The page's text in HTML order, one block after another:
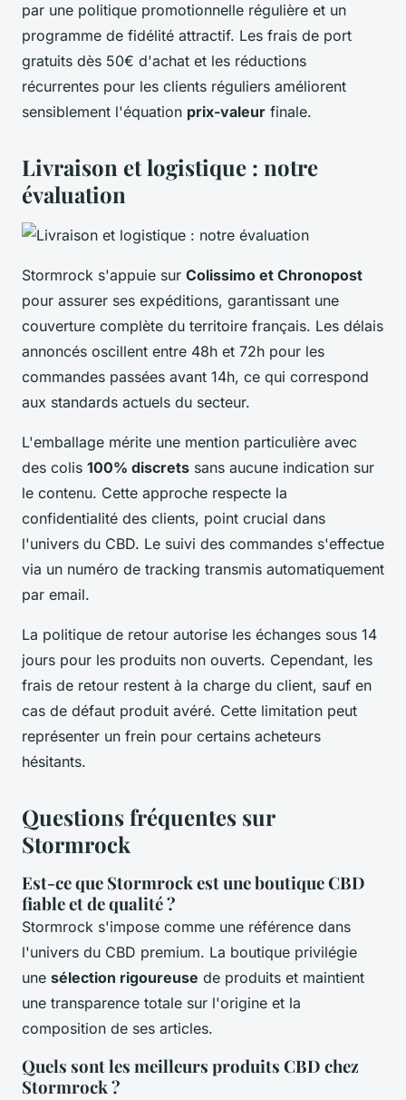
par une politique promotionnelle régulière et un
programme de fidélité attractif. Les frais de port
gratuits dès 50€ d'achat et les réductions
récurrentes pour les clients réguliers améliorent
sensiblement l'équation prix-valeur finale.
Livraison et logistique : notre
évaluation
Stormrock s'appuie sur Colissimo et Chronopost
pour assurer ses expéditions, garantissant une
couverture complète du territoire français. Les délais
annoncés oscillent entre 48h et 72h pour les
commandes passées avant 14h, ce qui correspond
aux standards actuels du secteur.
L'emballage mérite une mention particulière avec
des colis 100% discrets sans aucune indication sur
le contenu. Cette approche respecte la
confidentialité des clients, point crucial dans
l'univers du CBD. Le suivi des commandes s'effectue
via un numéro de tracking transmis automatiquement
par email.
La politique de retour autorise les échanges sous 14
jours pour les produits non ouverts. Cependant, les
frais de retour restent à la charge du client, sauf en
cas de défaut produit avéré. Cette limitation peut
représenter un frein pour certains acheteurs
hésitants.
Questions fréquentes sur
Stormrock
Est-ce que Stormrock est une boutique CBD
fiable et de qualité ?
Stormrock s'impose comme une référence dans
l'univers du CBD premium. La boutique privilégie
une sélection rigoureuse de produits et maintient
une transparence totale sur l'origine et la
composition de ses articles.
Quels sont les meilleurs produits CBD chez
Stormrock ?